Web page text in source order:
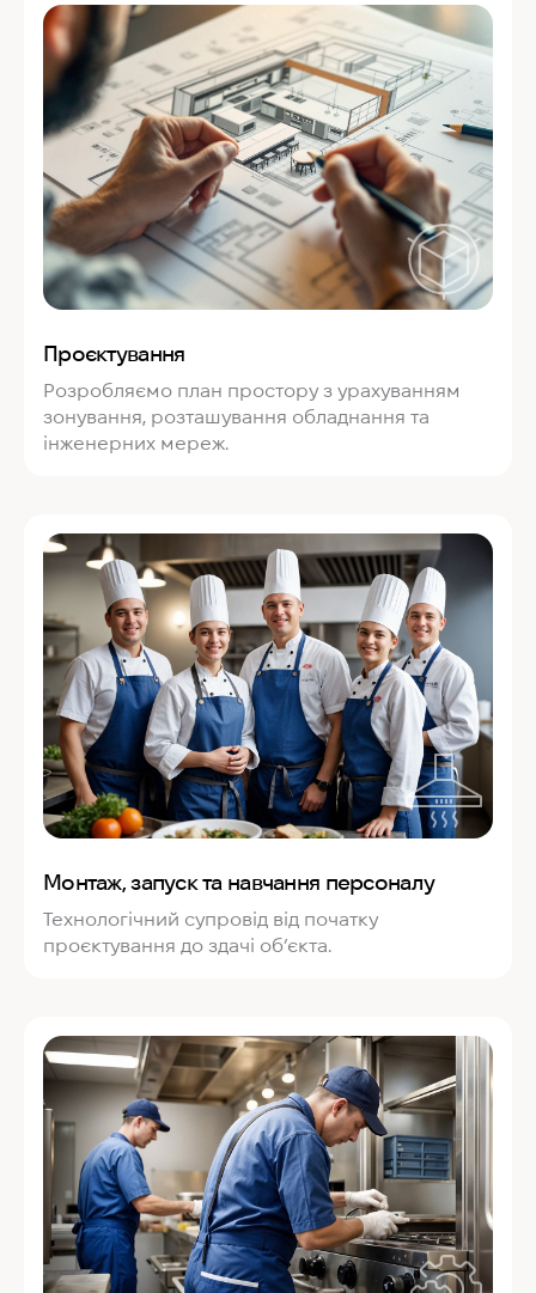
Проєктування
Розробляємо план простору з урахуванням
зонування, розташування обладнання та
інженерних мереж.
Монтаж, запуск та навчання персоналу
Технологічний супровід від початку
проєктування до здачі об’єкта.